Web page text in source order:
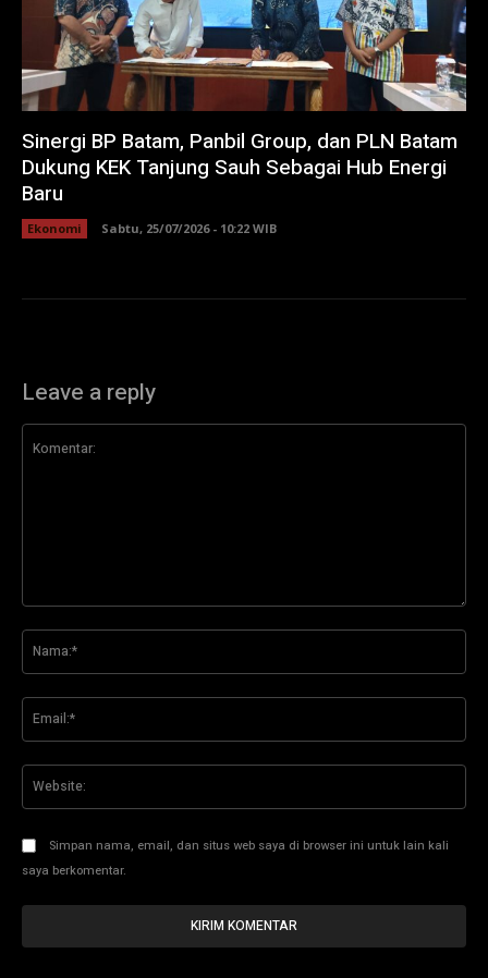
Sinergi BP Batam, Panbil Group, dan PLN Batam
Dukung KEK Tanjung Sauh Sebagai Hub Energi
Baru
Ekonomi Sabtu, 25/07/2026 - 10:22 WIB
Leave a reply
Simpan nama, email, dan situs web saya di browser ini untuk lain kali
saya berkomentar.